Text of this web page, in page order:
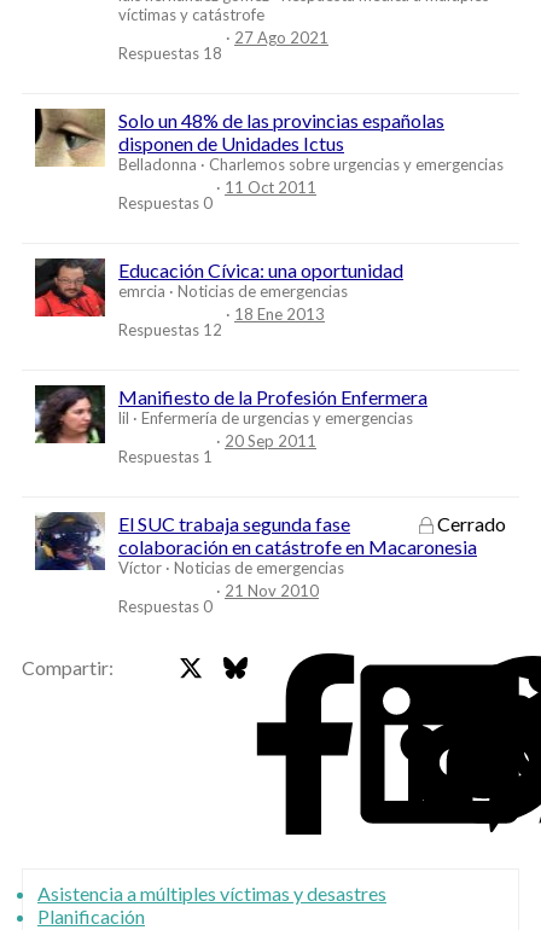
víctimas y catástrofe
Respuestas 18
27 Ago 2021
Solo un 48% de las provincias españolas
disponen de Unidades Ictus
Belladonna Charlemos sobre urgencias y emergencias
Respuestas 0
11 Oct 2011
Educación Cívica: una oportunidad
emrcia Noticias de emergencias
Respuestas 12
18 Ene 2013
Manifiesto de la Profesión Enfermera
lil Enfermería de urgencias y emergencias
Respuestas 1
20 Sep 2011
Cerrado
El SUC trabaja segunda fase
colaboración en catástrofe en Macaronesia
Víctor Noticias de emergencias
Respuestas 0
21 Nov 2010
Compartir: Bluesky
Asistencia a múltiples víctimas y desastres
Planificación